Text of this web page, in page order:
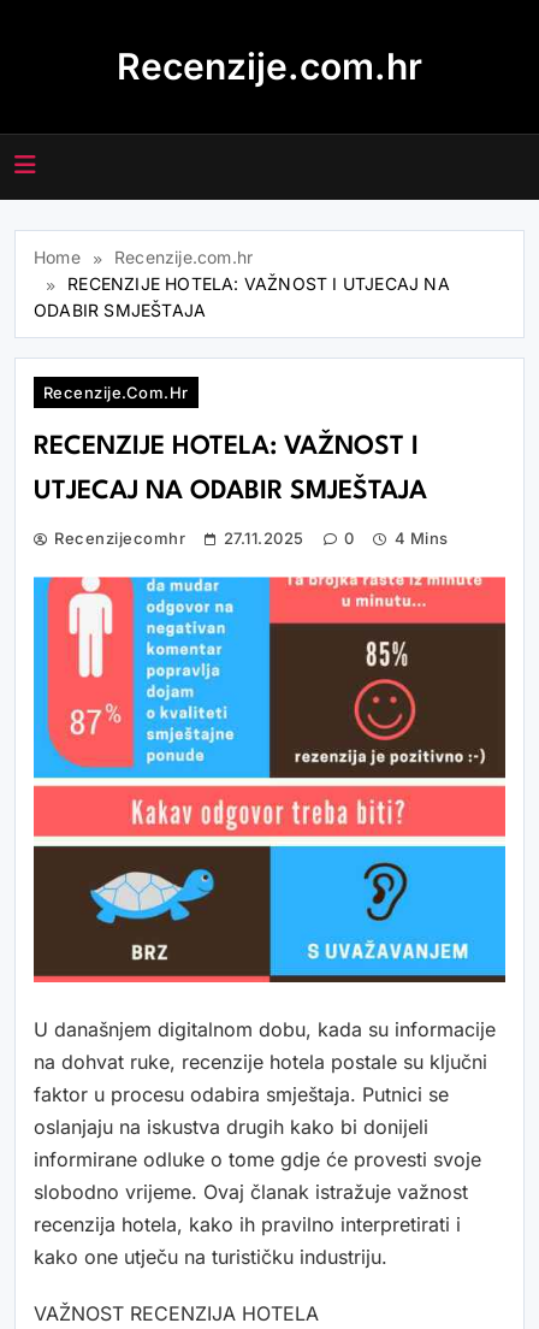
Recenzije.com.hr
Home
Recenzije.com.hr
RECENZIJE HOTELA: VAŽNOST I UTJECAJ NA
ODABIR SMJEŠTAJA
Recenzije.com.hr
RECENZIJE HOTELA: VAŽNOST I
UTJECAJ NA ODABIR SMJEŠTAJA
Recenzijecomhr 27.11.2025 0 4 Mins
U današnjem digitalnom dobu, kada su informacije
na dohvat ruke, recenzije hotela postale su ključni
faktor u procesu odabira smještaja. Putnici se
oslanjaju na iskustva drugih kako bi donijeli
informirane odluke o tome gdje će provesti svoje
slobodno vrijeme. Ovaj članak istražuje važnost
recenzija hotela, kako ih pravilno interpretirati i
kako one utječu na turističku industriju.
VAŽNOST RECENZIJA HOTELA